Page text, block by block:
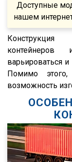
Ali Riza Usta
Штурман
МТЗ
ХТЗ
Meusburger
Feldbinder
ГАЗ
Isuzu
Lonking
FH12
FH13
FH440
FMX
FM
TGS
TGX
TGA
XF95
Доступные
нашем
варьироваться
Помимо
возможность